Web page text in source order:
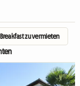
zu vermieten